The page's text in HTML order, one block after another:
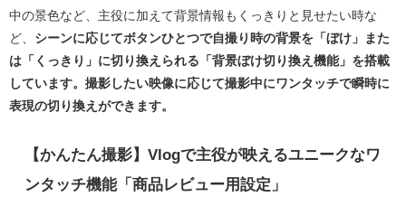
中の景色など、主役に加えて背景情報もくっきりと見せたい時な
ど、 シーンに応じてボタンひとつで自撮り時の背景を「ぼけ」また
は「くっきり」に切り換えられる「背景ぼけ切り換え機能」を搭載
しています。撮影したい映像に応じて撮影中にワンタッチで瞬時に
表現の切り換えができます。
【かんたん撮影】Vlogで主役が映えるユニークなワ
ンタッチ機能「商品レビュー用設定」